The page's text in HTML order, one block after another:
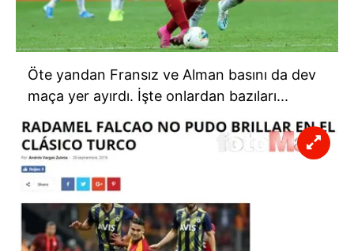
Öte yandan Fransız ve Alman basını da dev
maça yer ayırdı. İşte onlardan bazıları...